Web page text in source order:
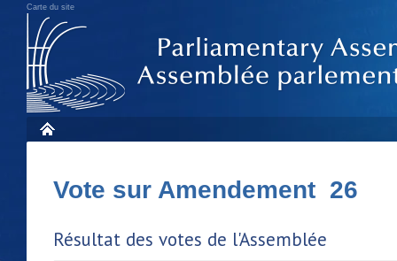
Carte du site
Vote sur Amendement 26
Résultat des votes de l'Assemblée